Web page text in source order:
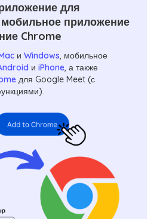
для
приложение
Chrome
иWindows, мобильное
иiPhone, а также
для Google Meet (с